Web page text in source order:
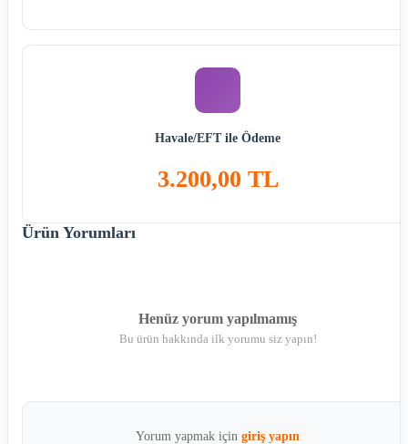
Havale/EFT ile Ödeme
3.200,00 TL
Ürün Yorumları
Henüz yorum yapılmamış
Bu ürün hakkında ilk yorumu siz yapın!
Yorum yapmak için giriş yapın